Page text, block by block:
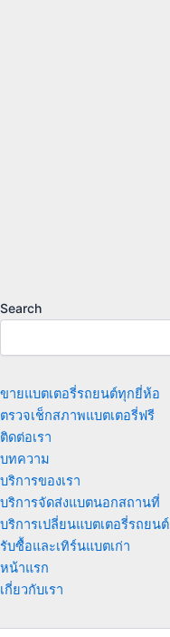
Search
ขายแบตเตอรี่รถยนต์ทุกยี่ห้อ
ตรวจเช็กสภาพแบตเตอรี่ฟรี
ติดต่อเรา
บทความ
บริการของเรา
บริการจัดส่งแบตนอกสถานที่
บริการเปลี่ยนแบตเตอรี่รถยนต์
รับซื้อและเทิร์นแบตเก่า
หน้าแรก
เกี่ยวกับเรา